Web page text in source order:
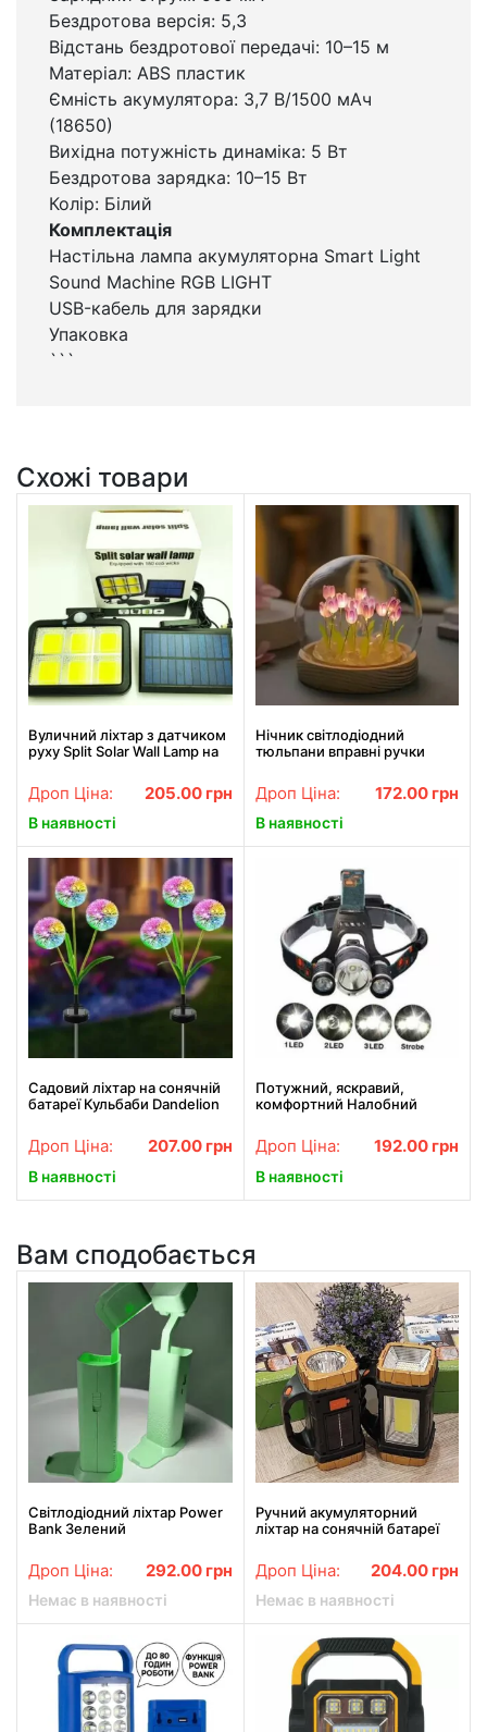
Бездротова версія: 5,3
Відстань бездротової передачі: 10–15 м
Матеріал: ABS пластик
Ємність акумулятора: 3,7 В/1500 мАч
(18650)
Вихідна потужність динаміка: 5 Вт
Бездротова зарядка: 10–15 Вт
Колір: Білий
Комплектація
Настільна лампа акумуляторна Smart Light
Sound Machine RGB LIGHT
USB-кабель для зарядки
Упаковка
```
Схожі товари
Вуличний ліхтар з датчиком
руху Split Solar Wall Lamp на
Дроп Ціна: 205.00 грн
В наявності
Нічник світлодіодний
тюльпани вправні ручки
Лампа-тюльпан DIY Нічник-
тюльпан
Дроп Ціна: 172.00 грн
В наявності
Садовий ліхтар на сонячній
батареї Кульбаби Dandelion
Дроп Ціна: 207.00 грн
В наявності
Потужний, яскравий,
комфортний Налобний
Найкраща Ціна!
Дроп Ціна: 192.00 грн
В наявності
Вам сподобається
Світлодіодний ліхтар Power
Bank Зелений
Дроп Ціна: 292.00 грн
Немає в наявності
Ручний акумуляторний
ліхтар на сонячній батареї
панеллю USB зарядкою-
повербанком
Дроп Ціна: 204.00 грн
Немає в наявності